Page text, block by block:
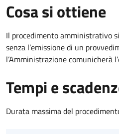
Cosa si ottiene
Il procedimento amministrativo
senza l’emissione di un
l’Amministrazione comunicherà
Tempi e
Durata massima del